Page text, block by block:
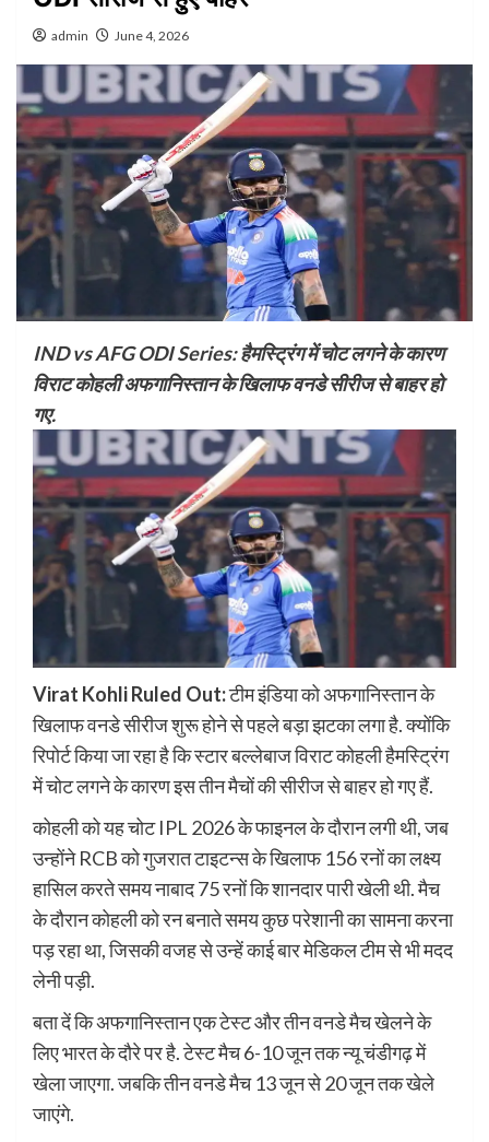
admin June 4, 2026
IND vs AFG ODI Series: हैमस्ट्रिंग में चोट लगने के कारण
विराट कोहली अफगानिस्तान के खिलाफ वनडे सीरीज से बाहर हो
गए.
Virat Kohli Ruled Out:टीम इंडिया को अफगानिस्तान के
खिलाफ वनडे सीरीज शुरू होने से पहले बड़ा झटका लगा है. क्योंकि
रिपोर्ट किया जा रहा है कि स्टार बल्लेबाज विराट कोहली हैमस्ट्रिंग
में चोट लगने के कारण इस तीन मैचों की सीरीज से बाहर हो गए हैं.
कोहली को यह चोट IPL 2026 के फाइनल के दौरान लगी थी, जब
उन्होंने RCB को गुजरात टाइटन्स के खिलाफ 156 रनों का लक्ष्य
हासिल करते समय नाबाद 75 रनों कि शानदार पारी खेली थी. मैच
के दौरान कोहली को रन बनाते समय कुछ परेशानी का सामना करना
पड़ रहा था, जिसकी वजह से उन्हें काई बार मेडिकल टीम से भी मदद
लेनी पड़ी.
बता दें कि अफगानिस्तान एक टेस्ट और तीन वनडे मैच खेलने के
लिए भारत के दौरे पर है. टेस्ट मैच 6-10 जून तक न्यू चंडीगढ़ में
खेला जाएगा. जबकि तीन वनडे मैच 13 जून से 20 जून तक खेले
जाएंगे.